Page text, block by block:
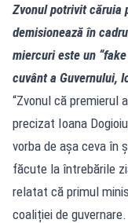
Zvonul potrivit căruia
demisionează în
miercuri este un
cuvânt a Guvernului,
“Zvonul că premierul
precizat Ioana
vorba de așa ceva în
făcute la întrebările
relatat că primul
coaliției de guvernare.